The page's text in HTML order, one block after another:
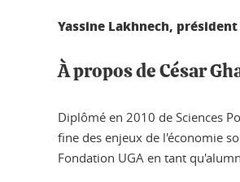
Yassine Lakhnech,
À propos de César
Diplômé en 2010 de Sciences
fine des enjeux de l'économie
Fondation UGA en tant